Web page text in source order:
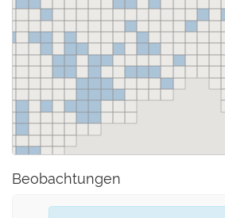
Beobachtungen